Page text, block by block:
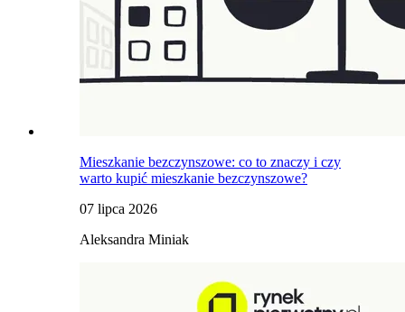
Mieszkanie bezczynszowe: co to znaczy i czy
warto kupić mieszkanie bezczynszowe?
07 lipca 2026
Aleksandra Miniak